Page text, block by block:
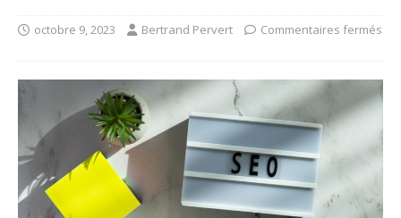
octobre 9, 2023 Bertrand Pervert Commentaires fermés